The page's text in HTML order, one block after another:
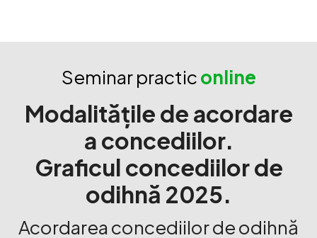
Seminar practiconline
Modalitățile de acordare
a concediilor.
Graficul concediilor de
odihnă 2025.
Acordarea concediilor de odihnă